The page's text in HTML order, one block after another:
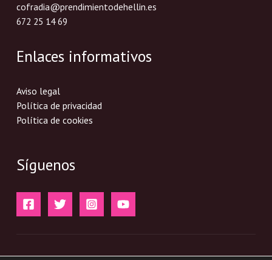
cofradia@prendimientodehellin.es
672 25 14 69
Enlaces informativos
Aviso legal
Política de privacidad
Política de cookies
Síguenos